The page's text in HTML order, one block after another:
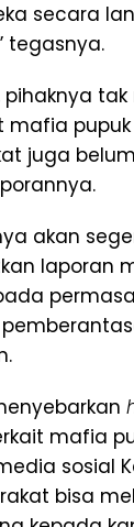
secara
tegasnya.
pihaknya
juga
akan
laporan
mafia
sosial
bisa